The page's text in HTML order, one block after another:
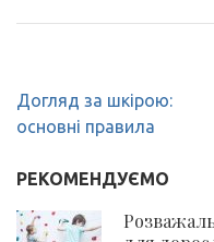
Навігація
записів
Догляд за шкірою:
основні правила
РЕКОМЕНДУЄМО